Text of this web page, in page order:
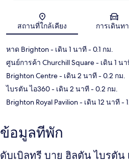
แผนที่
สถานที่ใกล้เคียง การเดินท
หาด Brighton- เดิน 1 นาที- 0.1 กม.
ศูนย์การค้า Churchill Square- เดิน 1 น
Brighton Centre- เดิน 2 นาที- 0.2 กม.
ไบรตัน ไอ360- เดิน 2 นาที- 0.2 กม.
Brighton Royal Pavilion- เดิน 12 นาที-
ข้อมูลที่พัก
ดับเบิลทรี บาย ฮิลตัน ไบรตัน